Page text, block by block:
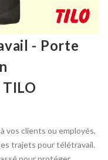
- Porte
vos clients ou employés,
trajets pour télétravail.